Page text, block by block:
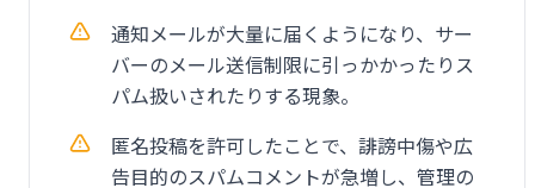
通知メールが大量に届くようになり、サー
バーのメール送信制限に引っかかったりス
パム扱いされたりする現象。
匿名投稿を許可したことで、誹謗中傷や広
告目的のスパムコメントが急増し、管理の